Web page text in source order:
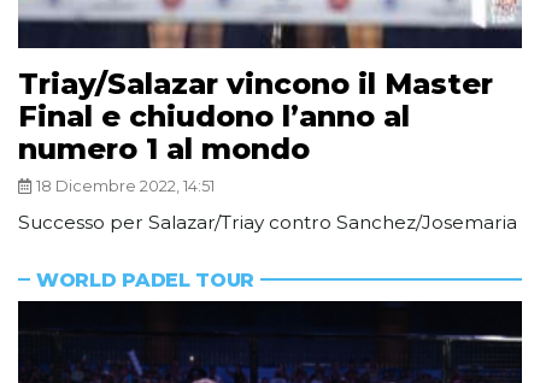
Triay/Salazar vincono il Master
Final e chiudono l’anno al
numero 1 al mondo
18 Dicembre 2022, 14:51
Successo per Salazar/Triay contro Sanchez/Josemaria
WORLD PADEL TOUR